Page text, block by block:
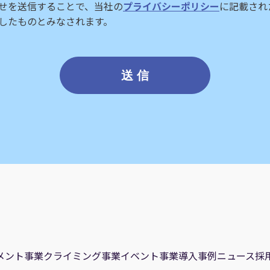
を送信することで、当社のプライバシーポリシーに記載さ
たものとみなされます。
ント事業クライミング事業イベント事業導入事例ニュース採